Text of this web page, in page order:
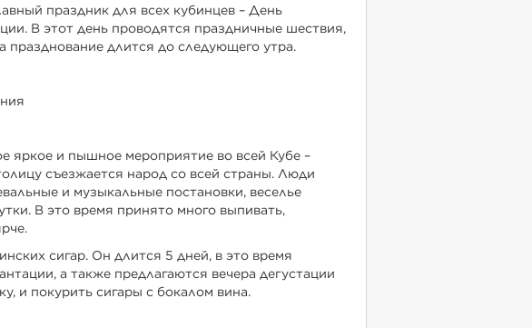
праздник для всех кубинцев – День
В этот день проводятся праздничные шествия,
празднование длится до следующего утра.
яркое и пышное мероприятие во всей Кубе –
съезжается народ со всей страны. Люди
и музыкальные постановки, веселье
В это время принято много выпивать,
сигар. Он длится 5 дней, в это время
а также предлагаются вечера дегустации
и покурить сигары с бокалом вина.